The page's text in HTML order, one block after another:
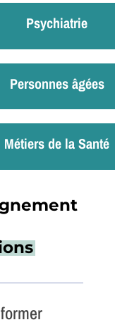
Psychiatrie
Personnes âgées
Métiers de la Santé